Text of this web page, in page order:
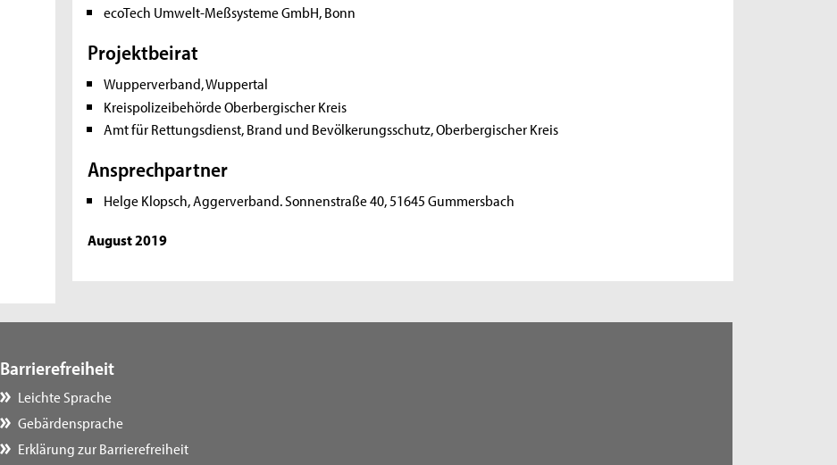
ecoTech Umwelt-Meßsysteme GmbH, Bonn
Projektbeirat
Wupperverband, Wuppertal
Kreispolizeibehörde Oberbergischer Kreis
Amt für Rettungsdienst, Brand und Bevölkerungsschutz, Oberbergischer Kreis
Ansprechpartner
Helge Klopsch, Aggerverband. Sonnenstraße 40, 51645 Gummersbach
August 2019
Barrierefreiheit
Leichte Sprache
Gebärdensprache
Erklärung zur Barrierefreiheit